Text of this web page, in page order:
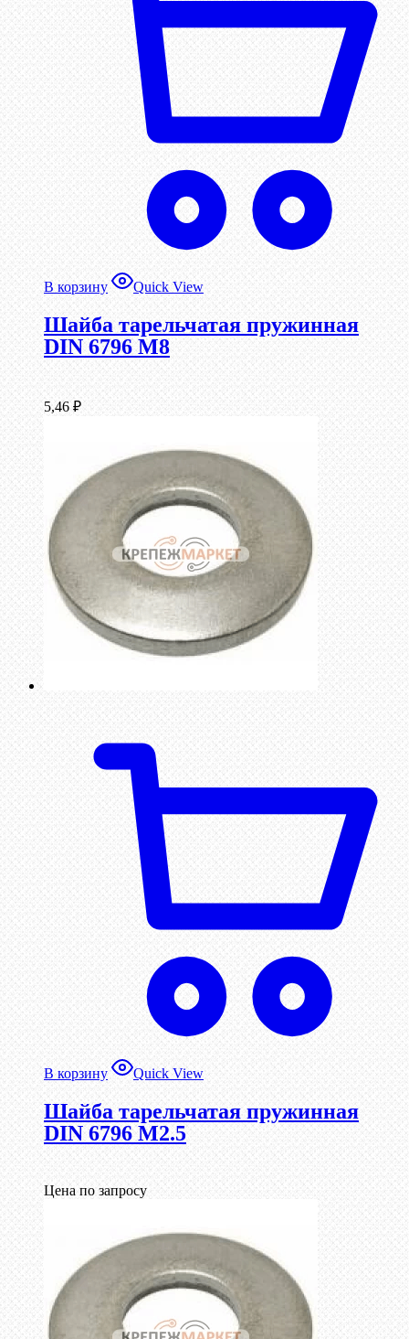
В корзину Quick View
Шайба тарельчатая пружинная
DIN 6796 М8
5,46 ₽
В корзину Quick View
Шайба тарельчатая пружинная
DIN 6796 М2.5
Цена по запросу